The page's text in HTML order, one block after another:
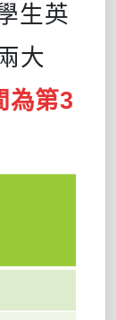
生英
大
為第3